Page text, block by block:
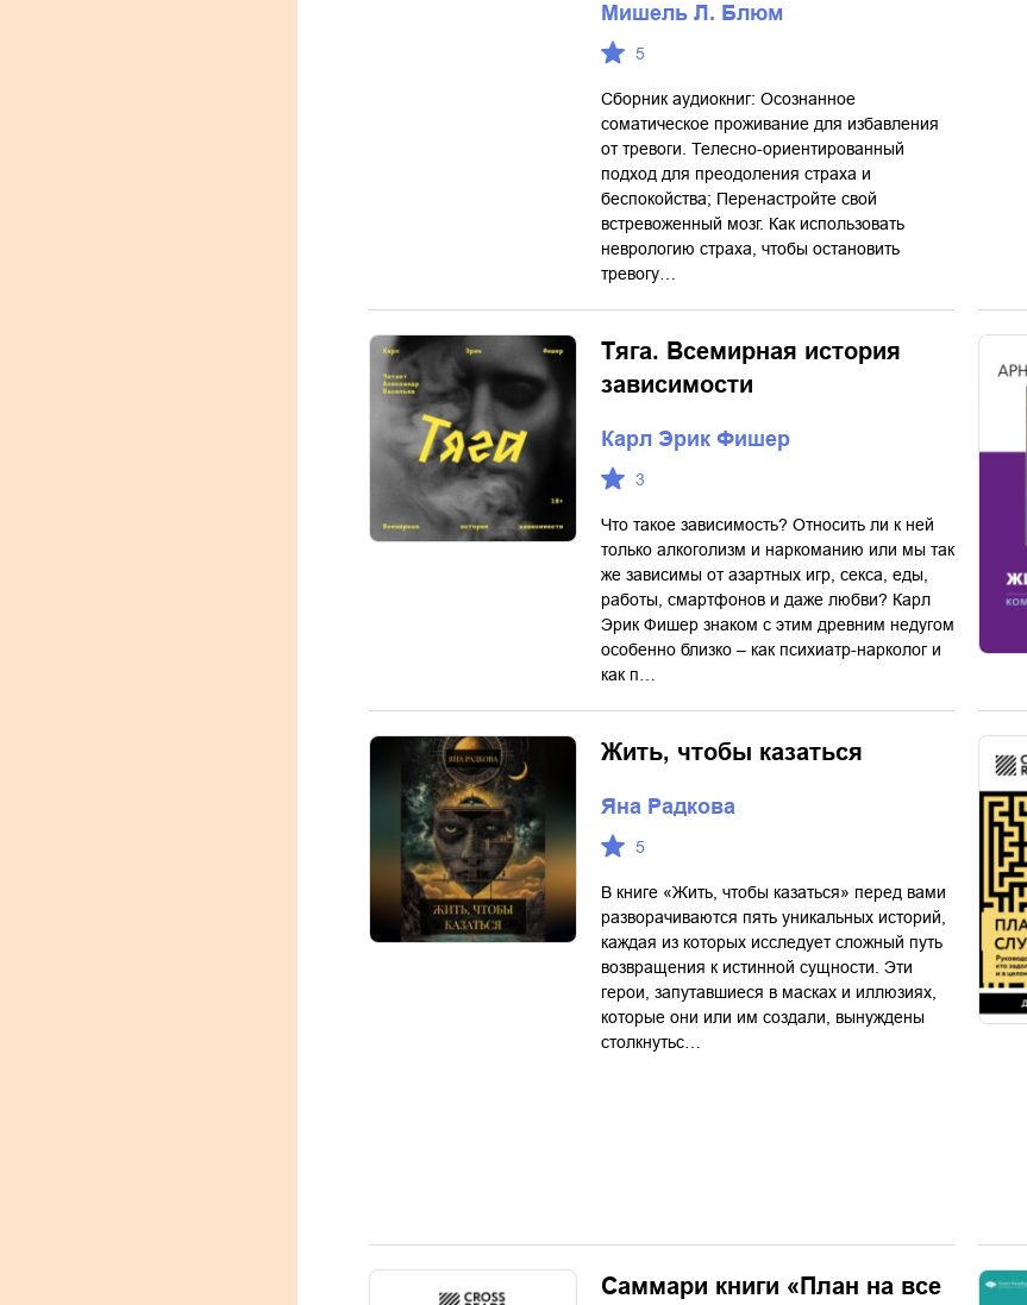
Мишель Л. Блюм
5
Сборник аудиокниг: Осознанное
соматическое проживание для избавления
от тревоги. Телесно-ориентированный
подход для преодоления страха и
беспокойства; Перенастройте свой
встревоженный мозг. Как использовать
неврологию страха, чтобы остановить
тревогу…
Тяга. Всемирная история
зависимости
Карл Эрик Фишер
3
Что такое зависимость? Относить ли к ней
только алкоголизм и наркоманию или мы так
же зависимы от азартных игр, секса, еды,
работы, смартфонов и даже любви? Карл
Эрик Фишер знаком с этим древним недугом
особенно близко – как психиатр-нарколог и
как п…
Жить, чтобы казаться
Яна Радкова
5
В книге «Жить, чтобы казаться» перед вами
разворачиваются пять уникальных историй,
каждая из которых исследует сложный путь
возвращения к истинной сущности. Эти
герои, запутавшиеся в масках и иллюзиях,
которые они или им создали, вынуждены
столкнутьс…
Саммари книги «План на все